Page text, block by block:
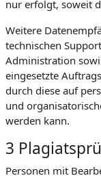
nur erfolgt, soweit
Weitere
technischen
Administration
eingesetzte
durch diese auf
und
werden kann.
3
Personen mit